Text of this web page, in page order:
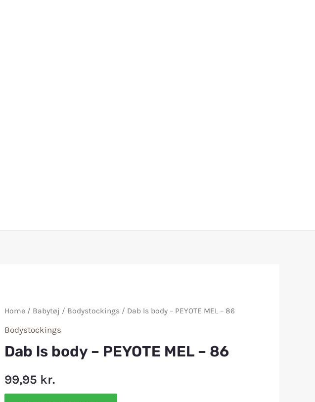
Home / Babytøj / Bodystockings / Dab ls body – PEYOTE MEL – 86
Bodystockings
Dab ls body – PEYOTE MEL – 86
99,95 kr.